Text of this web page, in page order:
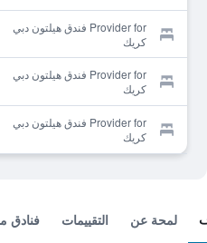
Provider for فندق هيلتون دبي
كريك
Provider for فندق هيلتون دبي
كريك
Provider for فندق هيلتون دبي
كريك
لمحة عن التقييمات فنادق